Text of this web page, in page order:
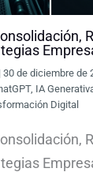
|30 de diciembre de
, IA
Digital